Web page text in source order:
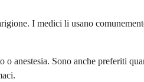
I medici li usano
anestesia. Sono anche preferiti